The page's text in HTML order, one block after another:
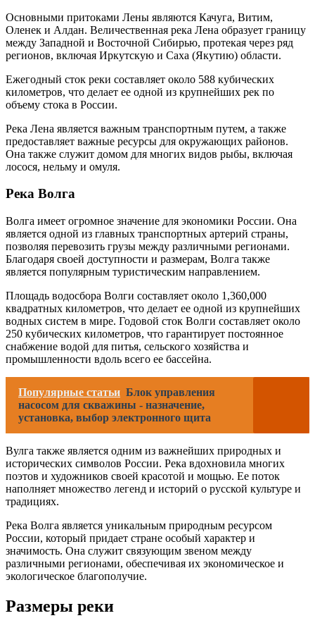
Основными притоками Лены являются Качуга, Витим,
Оленек и Алдан. Величественная река Лена образует границу
между Западной и Восточной Сибирью, протекая через ряд
регионов, включая Иркутскую и Саха (Якутию) области.
Ежегодный сток реки составляет около 588 кубических
километров, что делает ее одной из крупнейших рек по
объему стока в России.
Река Лена является важным транспортным путем, а также
предоставляет важные ресурсы для окружающих районов.
Она также служит домом для многих видов рыбы, включая
лосося, нельму и омуля.
Река Волга
Волга имеет огромное значение для экономики России. Она
является одной из главных транспортных артерий страны,
позволяя перевозить грузы между различными регионами.
Благодаря своей доступности и размерам, Волга также
является популярным туристическим направлением.
Площадь водосбора Волги составляет около 1,360,000
квадратных километров, что делает ее одной из крупнейших
водных систем в мире. Годовой сток Волги составляет около
250 кубических километров, что гарантирует постоянное
снабжение водой для питья, сельского хозяйства и
промышленности вдоль всего ее бассейна.
Популярные статьи Блок управления
насосом для скважины - назначение,
установка, выбор электронного щита
Вулга также является одним из важнейших природных и
исторических символов России. Река вдохновила многих
поэтов и художников своей красотой и мощью. Ее поток
наполняет множество легенд и историй о русской культуре и
традициях.
Река Волга является уникальным природным ресурсом
России, который придает стране особый характер и
значимость. Она служит связующим звеном между
различными регионами, обеспечивая их экономическое и
экологическое благополучие.
Размеры реки